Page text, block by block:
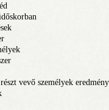
vevő személyek